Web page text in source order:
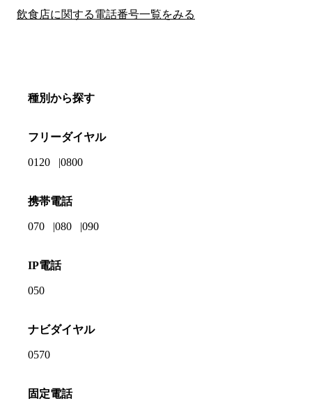
飲食店に関する電話番号一覧をみる
種別から探す
フリーダイヤル
0120 0800
携帯電話
070 080 090
IP電話
050
ナビダイヤル
0570
固定電話